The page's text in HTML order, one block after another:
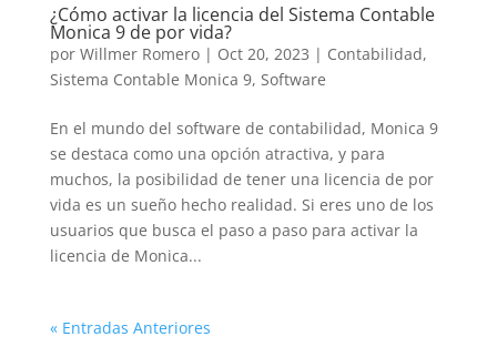
¿Cómo activar la licencia del Sistema Contable
Monica 9 de por vida?
por Willmer Romero| Oct 20, 2023 | Contabilidad,
Sistema Contable Monica 9, Software
En el mundo del software de contabilidad, Monica 9
se destaca como una opción atractiva, y para
muchos, la posibilidad de tener una licencia de por
vida es un sueño hecho realidad. Si eres uno de los
usuarios que busca el paso a paso para activar la
licencia de Monica...
« Entradas Anteriores